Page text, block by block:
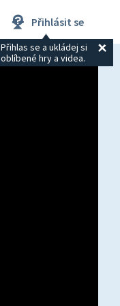
Přihlásit se
Přihlas se a ukládej si
oblíbené hry a videa.